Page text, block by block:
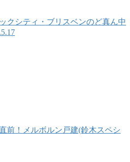
クシティ・ブリスベンのど真ん中
前！メルボルン戸建(鈴木スペシ